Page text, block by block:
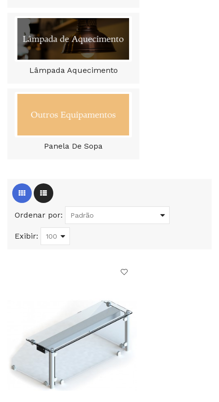
Lâmpada Aquecimento
Panela De Sopa
Ordenar por:
Exibir: